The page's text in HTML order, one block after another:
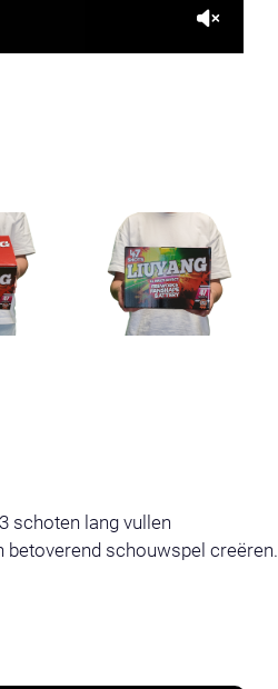
schoten lang vullen
schouwspel creëren.